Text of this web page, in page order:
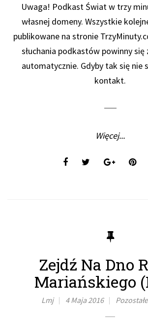
Uwaga! Podkast Świat w trzy
własnej domeny. Wszystkie
publikowane na stronie
słuchania podkastów powinny
automatycznie. Gdyby tak się nie
kontakt.
Więcej...
Zejdź Na Dno
Mariańskiego
Lmj 4 Maja 2016 Pozostałe